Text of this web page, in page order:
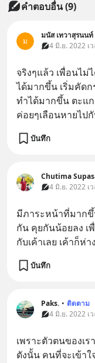
คำตอบอื่น(9)
ม
มนัส เทวาสุรนนท์
4 มิ.ย. 2022 เ
จริงๆแล้ว เพื่อนไม่
ได้มากขึ้น เริ่มคัด
ทำได้มากขึ้น ตะแ
ค่อยๆเลือนหายไป
บันทึก
Chutima
4 มิ.ย. 2022 เ
มีภาระหน้าที่มากขึ้
กัน คุยกันน้อยลง เ
กับเค้าเลย เค้าก็ห่า
บันทึก
Paks. • ติดตาม
4 มิ.ย. 2022 เ
เพราะตัวตนของเ
ดังนั้น คนที่จะเข้าใ